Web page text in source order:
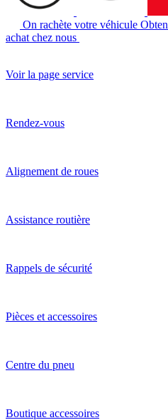
On rachète votre véhicule
achat chez nous
Voir la page service
Rendez-vous
Alignement de roues
Assistance routière
Rappels de sécurité
Pièces et accessoires
Centre du pneu
Boutique accessoires